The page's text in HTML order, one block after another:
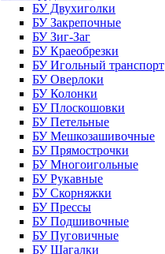
БУ Двухиголки
БУ Закрепочные
БУ Зиг-Заг
БУ Краеобрезки
БУ Игольный транспорт
БУ Оверлоки
БУ Колонки
БУ Плоскошовки
БУ Петельные
БУ Мешкозашивочные
БУ Прямострочки
БУ Многоигольные
БУ Рукавные
БУ Скорняжки
БУ Прессы
БУ Подшивочные
БУ Пуговичные
БУ Шагалки